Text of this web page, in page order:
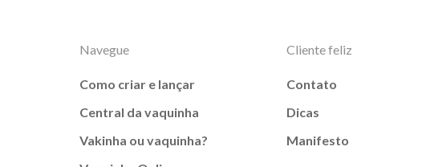
Navegue
Como criar e lançar
Central da vaquinha
Vakinha ou vaquinha?
Cliente feliz
Contato
Dicas
Manifesto